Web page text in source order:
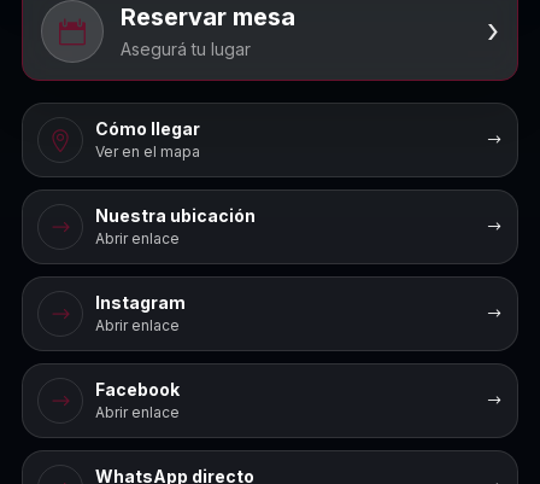
Reservar mesa
Asegurá tu lugar ›
Cómo llegar
Ver en el mapa
Nuestra ubicación
Abrir enlace
Instagram
Abrir enlace
Facebook
Abrir enlace
WhatsApp directo